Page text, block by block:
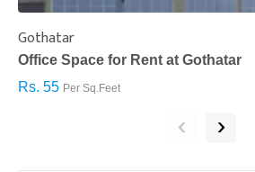
Gothatar
Office Space for Rent at Gothatar
Rs. 55 Per Sq.Feet
‹ ›